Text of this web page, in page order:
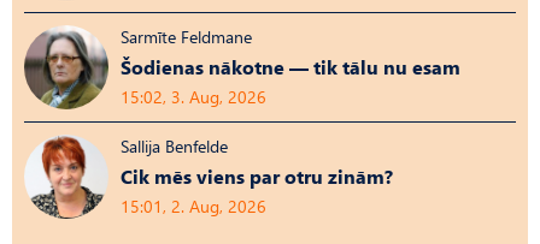
Sarmīte Feldmane
Šodienas nākotne — tik tālu nu esam
15:02, 3. Aug, 2026
Sallija Benfelde
Cik mēs viens par otru zinām?
15:01, 2. Aug, 2026